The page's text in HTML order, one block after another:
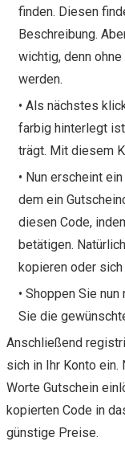
finden. Diesen
Beschreibung.
wichtig, denn
werden.
• Als nächstes
farbig hinterlegt
trägt. Mit diesem
• Nun erscheint
dem ein
diesen Code,
betätigen.
kopieren oder sich
• Shoppen Sie
Sie die
Anschließend
sich in Ihr Konto ein.
Worte Gutschein
kopierten Code in
günstige Preise.